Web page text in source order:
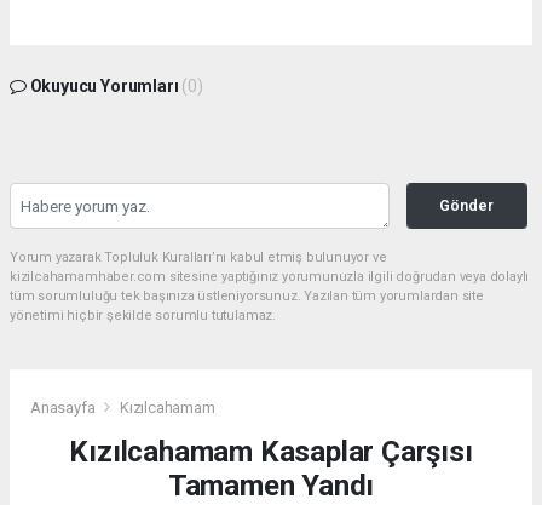
Okuyucu Yorumları (0)
Gönder
Yorum yazarak Topluluk Kuralları’nı kabul etmiş bulunuyor ve
kizilcahamamhaber.com sitesine yaptığınız yorumunuzla ilgili doğrudan veya dolaylı
tüm sorumluluğu tek başınıza üstleniyorsunuz. Yazılan tüm yorumlardan site
yönetimi hiçbir şekilde sorumlu tutulamaz.
Anasayfa Kızılcahamam
Kızılcahamam Kasaplar Çarşısı
Tamamen Yandı